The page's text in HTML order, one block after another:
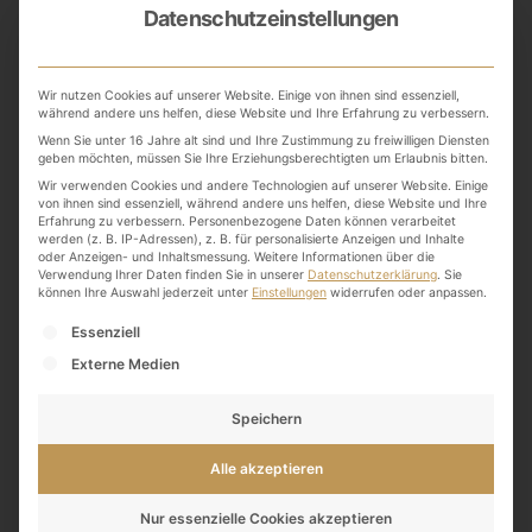
Weichmacher zum Einsatz kommt.
BPA hat eine östrogen-ähnliche Wirkung und
verändert den Hormonhaushalt. So kommt das
hormonelle Gleichgewicht durcheinander und das
führt unter anderem zur Beeinträchtigung der
Fortpflanzungsfähigkeit. Auch Kindern schadet es
sehr, denn es stört die richtige Ausbildung der
Organe und Drüsen. BPA fördert
Herzkreislauferkrankungen, Leberprobleme,
Oberflächengewässern und Meerwasser gefunden.
Auch bei Menschen hat man es schon im Blut, Urin,
Fruchtwasser und im Gebärmuttergewebe
nachgewiesen.
Datenschutzeinstellungen
Wir nutzen Cookies auf unserer Website. Einige von ihnen sind essenziell,
während andere uns helfen, diese Website und Ihre Erfahrung zu verbessern.
Wenn Sie unter 16 Jahre alt sind und Ihre Zustimmung zu freiwilligen Diensten
geben möchten, müssen Sie Ihre Erziehungsberechtigten um Erlaubnis bitten.
Wir verwenden Cookies und andere Technologien auf unserer Website. Einige
von ihnen sind essenziell, während andere uns helfen, diese Website und Ihre
Erfahrung zu verbessern. Personenbezogene Daten können verarbeitet
werden (z. B. IP-Adressen), z. B. für personalisierte Anzeigen und Inhalte
oder Anzeigen- und Inhaltsmessung. Weitere Informationen über die
Verwendung Ihrer Daten finden Sie in unserer Datenschutzerklärung. Sie
können Ihre Auswahl jederzeit unter Einstellungen widerrufen oder anpassen.
Es folgt eine Liste der Service-Gruppen, für die
Essenziell
Externe Medien
Speichern
Alle akzeptieren
Nur essenzielle Cookies akzeptieren